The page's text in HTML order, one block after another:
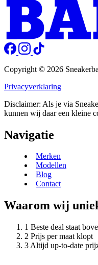
Copyright © 2026
Privacyverklaring
Disclaimer: Als je via
kunnen wij daar een kleine
Navigatie
Merken
Modellen
Blog
Contact
Waarom wij
Beste deal staat
Prijs per maat klopt
Altijd up-to-date